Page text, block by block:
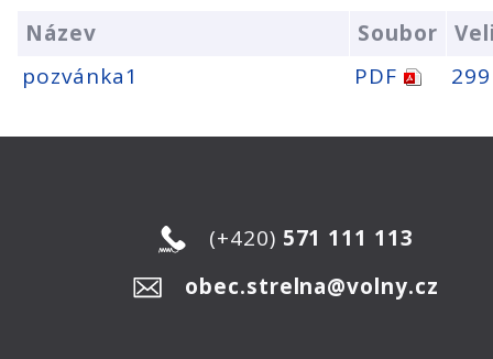
Název Soubor
pozvánka1
PDF
(+420) 571 111 113
obec.strelna@volny.cz